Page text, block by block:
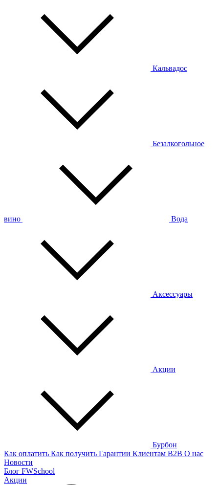
Кальвадос
Безалкогольное
вино Вода
Аксессуары
Акции
Бурбон
Как оплатить Как получить Гарантии Клиентам B2B О нас
Новости
Блог FWSchool
Акции